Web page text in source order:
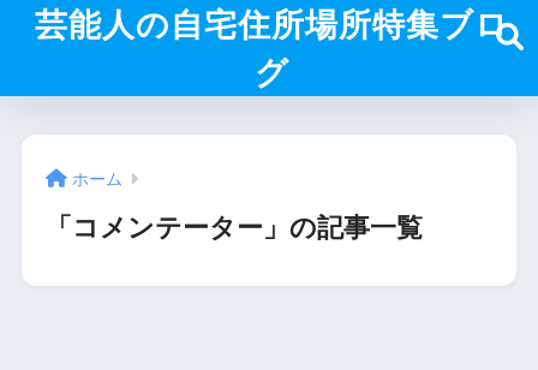
芸能人の自宅住所場所特集ブロ
グ
ホーム
「コメンテーター」の記事一覧